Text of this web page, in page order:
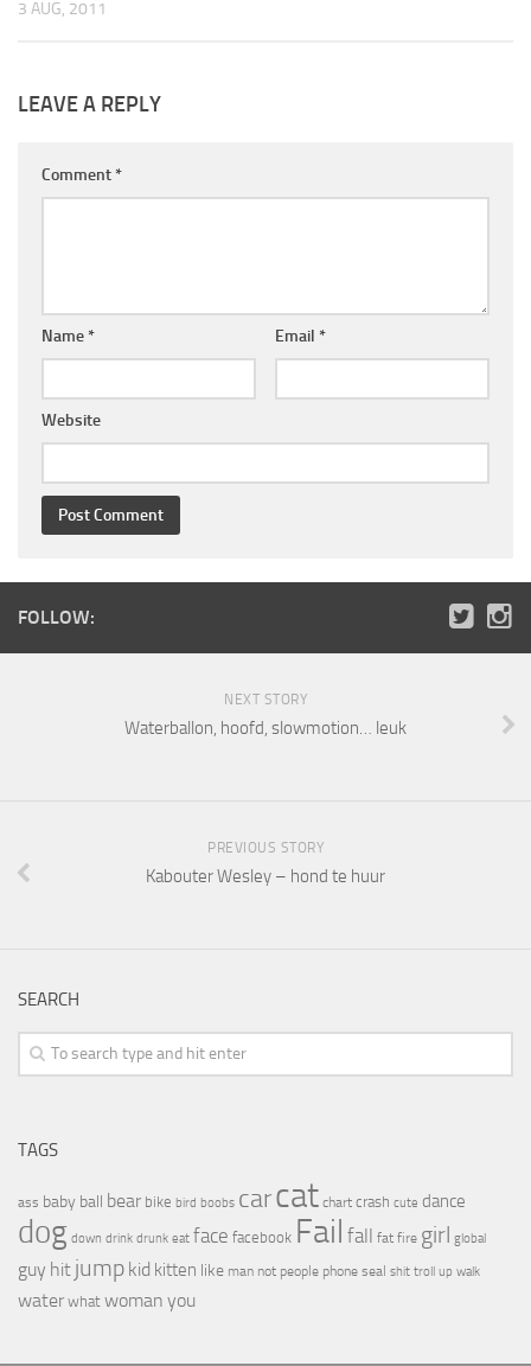
3 AUG, 2011
LEAVE A REPLY
Comment *
Name * Email *
Website
FOLLOW:
NEXT STORY
Waterballon, hoofd, slowmotion… leuk
PREVIOUS STORY
Kabouter Wesley – hond te huur
SEARCH
TAGS
ass baby ball bear bike bird boobs carcat chart crash cute dance
dog down drink drunk eat face facebook Fail fall fat fire girl global
guy hit jump kid kitten like man not people phone seal shit troll up walk
water what woman you